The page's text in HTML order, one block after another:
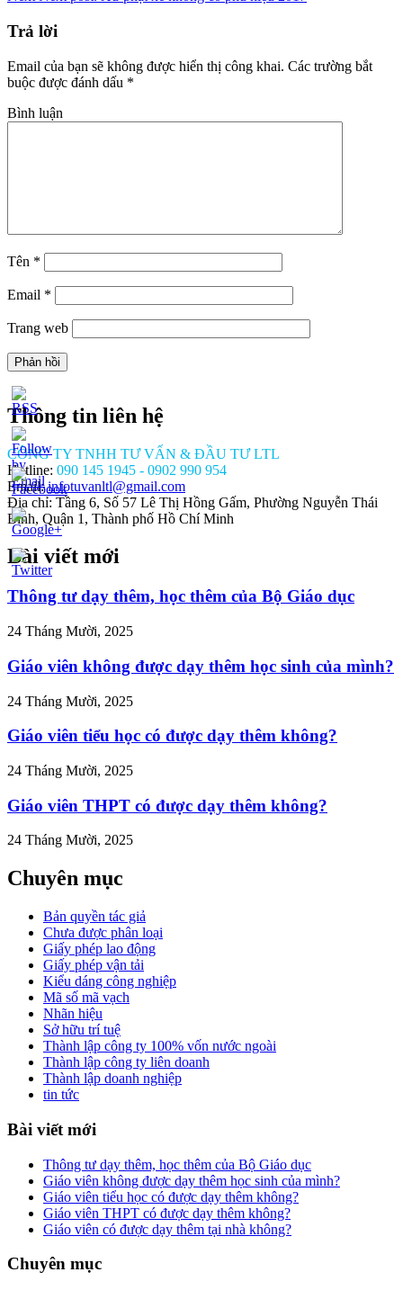
Trả lời
Email của bạn sẽ không được hiển thị công khai. Các trường bắt
buộc được đánh dấu *
Bình luận
Tên *
Email *
Trang web
dang-
Thông tin liên hệ
CÔNG TY TNHH TƯ VẤN & ĐẦU TƯ LTL
Hotline: 090 145 1945 - 0902 990 954
Email:infotuvanltl@gmail.com
Địa chỉ: Tầng 6, Số 57 Lê Thị Hồng Gấm, Phường Nguyễn Thái
Bình, Quận 1, Thành phố Hồ Chí Minh
Bài viết mới
Thông tư dạy thêm, học thêm của Bộ Giáo dục
24 Tháng Mười, 2025
Giáo viên không được dạy thêm học sinh của mình?
24 Tháng Mười, 2025
Giáo viên tiểu học có được dạy thêm không?
24 Tháng Mười, 2025
Giáo viên THPT có được dạy thêm không?
24 Tháng Mười, 2025
Chuyên mục
Bản quyền tác giả
Chưa được phân loại
Giấy phép lao động
Giấy phép vận tải
Kiểu dáng công nghiệp
Mã số mã vạch
Nhãn hiệu
Sở hữu trí tuệ
Thành lập công ty 100% vốn nước ngoài
Thành lập công ty liên doanh
Thành lập doanh nghiệp
tin tức
Bài viết mới
Thông tư dạy thêm, học thêm của Bộ Giáo dục
Giáo viên không được dạy thêm học sinh của mình?
Giáo viên tiểu học có được dạy thêm không?
Giáo viên THPT có được dạy thêm không?
Giáo viên có được dạy thêm tại nhà không?
Chuyên mục